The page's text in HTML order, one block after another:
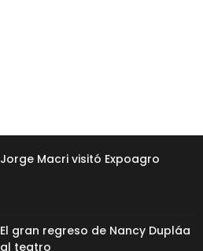
Jorge Macri visitó Expoagro
El gran regreso de Nancy Dupláa
al teatro